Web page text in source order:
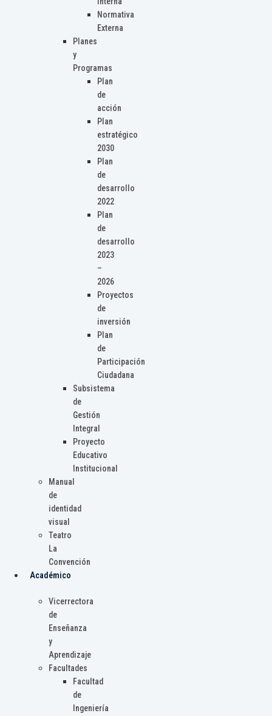
Normativa
Externa
Planes
y
Programas
Plan
de
acción
Plan
estratégico
2030
Plan
de
desarrollo
2022
Plan
de
desarrollo
2023
–
2026
Proyectos
de
inversión
Plan
de
Participación
Ciudadana
Subsistema
de
Gestión
Integral
Proyecto
Educativo
Institucional
Manual
de
identidad
visual
Teatro
La
Convención
Académico
Vicerrectora
de
Enseñanza
y
Aprendizaje
Facultades
Facultad
de
Ingeniería